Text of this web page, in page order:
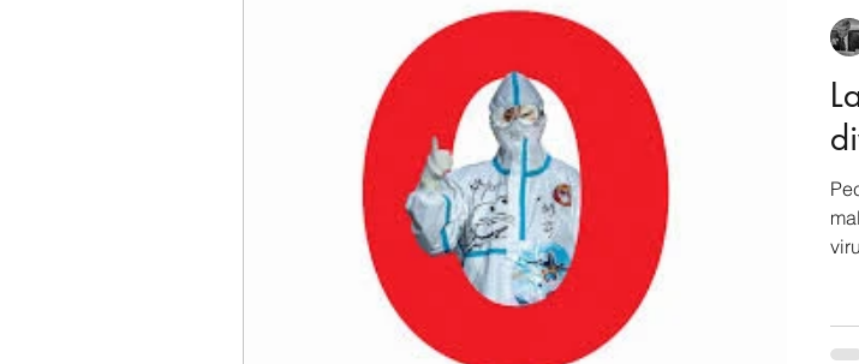
CyberSecurity
Indo-Pacifico Medio Oriente Cina
Giappone India Corea del Nord Corea del Sud
Covid-19 Taiwan Asia centrale